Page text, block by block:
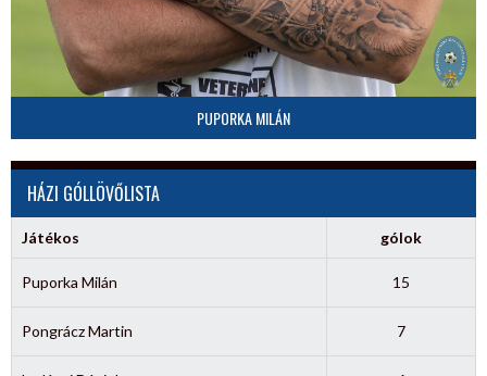
PUPORKA MILÁN
HÁZI GÓLLÖVŐLISTA
Játékos gólok
Puporka Milán 15
Pongrácz Martin 7